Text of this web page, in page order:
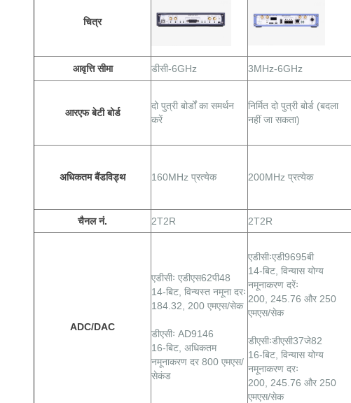
चित्र
आवृत्ति सीमा डीसी-6GHz 3MHz-6GHz
आरएफ बेटी बोर्ड
दो पुत्री बोर्डों का समर्थन
करें
निर्मित दो पुत्री बोर्ड (बदला
नहीं जा सकता)
अधिकतम बैंडविड्थ 160MHz प्रत्येक 200MHz प्रत्येक
चैनल नं. 2T2R 2T2R
ADC/DAC
एडीसीः एडीएस62पी48
14-बिट, विन्यस्त नमूना दरः
184.32, 200 एमएस/सेक
डीएसीः AD9146
16-बिट, अधिकतम
नमूनाकरण दर 800 एमएस/
सेकंड
एडीसीःएडी9695बी
14-बिट, विन्यास योग्य
नमूनाकरण दरेंः
200, 245.76 और 250
एमएस/सेक
डीएसीःडीएसी37जे82
16-बिट, विन्यास योग्य
नमूनाकरण दरः
200, 245.76 और 250
एमएस/सेक